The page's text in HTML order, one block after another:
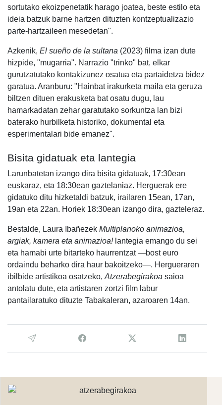
sortutako ekoizpenetatik harago joatea, beste estilo eta
ideia batzuk barne hartzen dituzten kontzeptualizazio
parte-hartzaileen mesedetan".
Azkenik, El sueño de la sultana (2023) filma izan dute
hizpide, "mugarria". Narrazio "trinko" bat, elkar
gurutzatutako kontakizunez osatua eta partaidetza bidez
garatua. Aranburu: "Hainbat irakurketa maila eta geruza
biltzen dituen erakusketa bat osatu dugu, lau
hamarkadatan zehar garatutako sorkuntza lan bizi
baterako hurbilketa historiko, dokumental eta
esperimentalari bide emanez".
Bisita gidatuak eta lantegia
Larunbatetan izango dira bisita gidatuak, 17:30ean
euskaraz, eta 18:30ean gaztelaniaz. Herguerak ere
gidatuko ditu hizketaldi batzuk, irailaren 15ean, 17an,
19an eta 22an. Horiek 18:30ean izango dira, gazteleraz.
Bestalde, Laura Ibañezek Multiplanoko animazioa,
argiak, kamera eta animazioa!lantegia emango du sei
eta hamabi urte bitarteko haurrentzat —bost euro
ordaindu beharko dira haur bakoitzeko—. Hergueraren
ibilbide artistikoa osatzeko, Atzerabegirakoa saioa
antolatu dute, eta artistaren zortzi film labur
pantailaratuko dituzte Tabakaleran, azaroaren 14an.